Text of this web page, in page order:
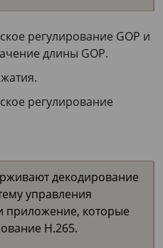
регулирование GOP и
длины GOP.
регулирование
декодирование
управления
приложение, которые
H.265.